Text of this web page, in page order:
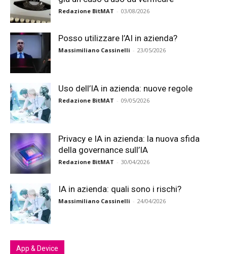
Redazione BitMAT - 03/08/2026
Posso utilizzare l’AI in azienda?
Massimiliano Cassinelli - 23/05/2026
Uso dell’IA in azienda: nuove regole
Redazione BitMAT - 09/05/2026
Privacy e IA in azienda: la nuova sfida
della governance sull’IA
Redazione BitMAT - 30/04/2026
IA in azienda: quali sono i rischi?
Massimiliano Cassinelli - 24/04/2026
App & Device